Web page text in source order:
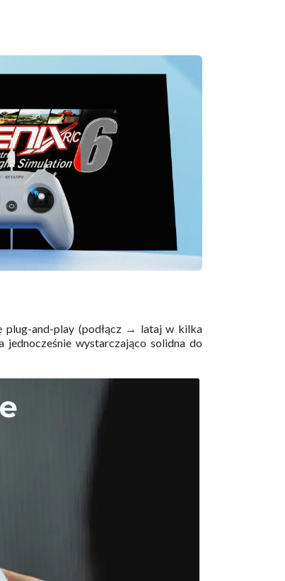
plug-and-play (podłącz → lataj w kilka
wystarczająco solidna do